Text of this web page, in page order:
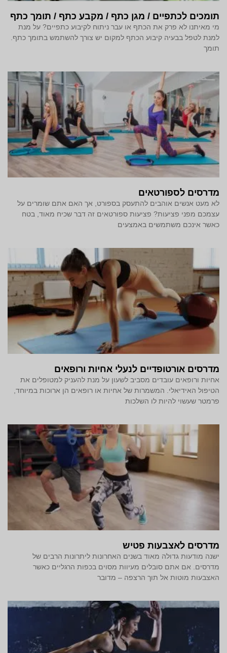
תומכים לכתפיים / מגן כתף / מקבע כתף / תומך כתף
מי מאיתנו לא פרק את הכתף או עבר ניתוח לקיבוע כתפיים? על מנת
למנת לטפל בבעיה קיבוע הכתף למקום יש צורך להשתמש בתומך כתף.
תומך
מדרסים לספורטאים
לא מעט אנשים אוהבים להתעסק בספורט, אך האם אתם שומרים על
עצמכם מפני פציעות? פציעות ספורטאים זה דבר שכיח מאוד, בטח
כאשר אינכם משתמשים באמצעים
מדרסים אורטופדיים לנעלי אחיות ורופאים
אחיות ורופאים עובדים מסביב לשעון על מנת להעניק למטופלים את
הטיפול האידיאלי. המשמרות של אחיות או רופאים הן ארוכות במיוחד,
פרמטר שעשוי להיות לו השלכות
מדרסים לאצבעות פטיש
ישנה מודעות גדולה מאוד בשנים האחרונות ליתרונות הרבים של
מדרסים. אם אתם סובלים מעיוות מסוים בכפות הרגליים כאשר
האצבעות מוטות אל תוך הרצפה – מדובר